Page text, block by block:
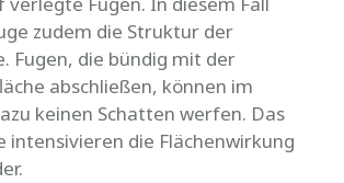
zudem die Struktur der
Fugen, die bündig mit der
abschließen, können im
keinen Schatten werfen. Das
intensivieren die Flächenwirkung